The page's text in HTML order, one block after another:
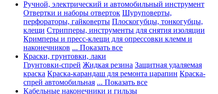
Ручной, электрический и автомобильный инструмент
Отвертки и наборы отверток Шуруповерты,
перфораторы, гайковерты Плоскогубцы, тонкогубцы,
клещи Стрипперы, инструменты для снятия изоляции
Кримперы и пресс-клещи для опрессовки клемм и
наконечников ... Показать все
Краски, грунтовки, лаки
Грунтовки-спрей Жидкая резина Защитная удаляемая
краска Краска-карандаш для ремонта царапин Краска-
спрей автомобильная ... Показать все
Кабельные наконечники и гильзы